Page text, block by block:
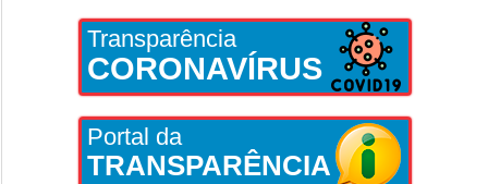
Transparência
CORONAVÍRUS
Portal da
TRANSPARÊNCIA